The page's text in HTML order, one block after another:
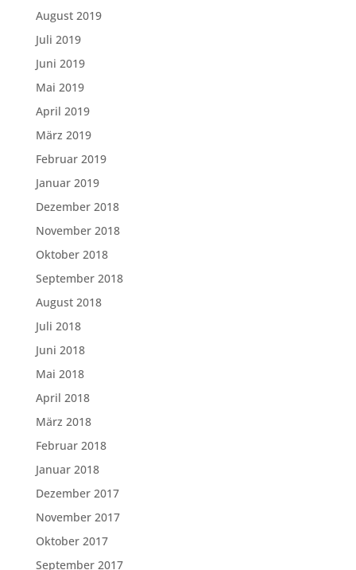
August 2019
Juli 2019
Juni 2019
Mai 2019
April 2019
März 2019
Februar 2019
Januar 2019
Dezember 2018
November 2018
Oktober 2018
September 2018
August 2018
Juli 2018
Juni 2018
Mai 2018
April 2018
März 2018
Februar 2018
Januar 2018
Dezember 2017
November 2017
Oktober 2017
September 2017